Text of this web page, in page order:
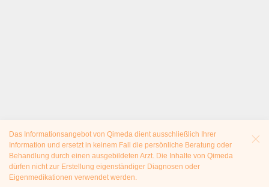
Das Informationsangebot von Qimeda dient ausschließlich Ihrer
Information und ersetzt in keinem Fall die persönliche Beratung oder
Behandlung durch einen ausgebildeten Arzt. Die Inhalte von Qimeda
dürfen nicht zur Erstellung eigenständiger Diagnosen oder
Eigenmedikationen verwendet werden.